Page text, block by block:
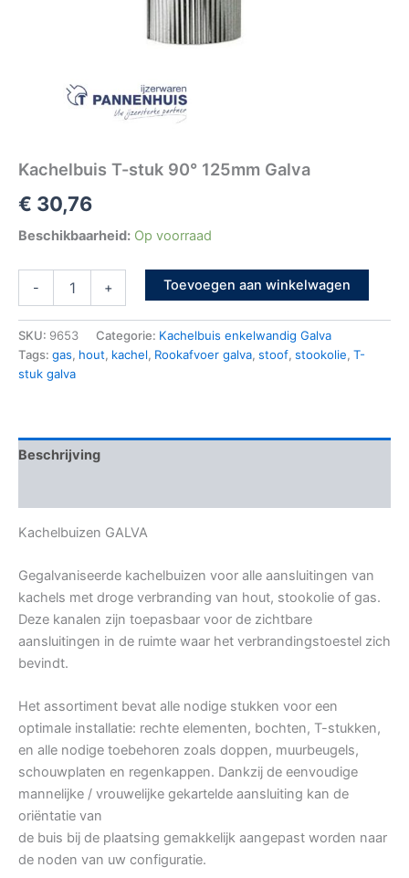
Kachelbuis T-stuk 90° 125mm Galva
€ 30,76
Beschikbaarheid: Op voorraad
- + Toevoegen aan winkelwagen
SKU: 9653 Categorie: Kachelbuis enkelwandig Galva
Tags: gas, hout, kachel, Rookafvoer galva, stoof, stookolie, T-
stuk galva
Beschrijving
Kachelbuizen GALVA
Gegalvaniseerde kachelbuizen voor alle aansluitingen van
kachels met droge verbranding van hout, stookolie of gas.
Deze kanalen zijn toepasbaar voor de zichtbare
aansluitingen in de ruimte waar het verbrandingstoestel zich
bevindt.
Het assortiment bevat alle nodige stukken voor een
optimale installatie: rechte elementen, bochten, T-stukken,
en alle nodige toebehoren zoals doppen, muurbeugels,
schouwplaten en regenkappen. Dankzij de eenvoudige
mannelijke / vrouwelijke gekartelde aansluiting kan de
oriëntatie van
de buis bij de plaatsing gemakkelijk aangepast worden naar
de noden van uw configuratie.